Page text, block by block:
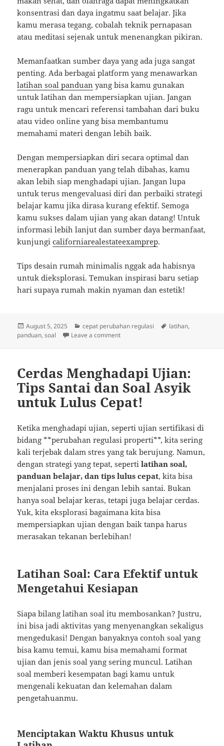
konsentrasi dan daya ingatmu saat belajar. Jika
kamu merasa tegang, cobalah teknik pernapasan
atau meditasi sejenak untuk menenangkan pikiran.
Memanfaatkan sumber daya yang ada juga sangat
penting. Ada berbagai platform yang menawarkan
latihan soal panduan yang bisa kamu gunakan
untuk latihan dan mempersiapkan ujian. Jangan
ragu untuk mencari referensi tambahan dari buku
atau video online yang bisa membantumu
memahami materi dengan lebih baik.
Dengan mempersiapkan diri secara optimal dan
menerapkan panduan yang telah dibahas, kamu
akan lebih siap menghadapi ujian. Jangan lupa
untuk terus mengevaluasi diri dan perbaiki strategi
belajar kamu jika dirasa kurang efektif. Semoga
kamu sukses dalam ujian yang akan datang! Untuk
informasi lebih lanjut dan sumber daya bermanfaat,
kunjungicaliforniarealestateexamprep.
Tips desain rumah minimalis nggak ada habisnya
untuk dieksplorasi. Temukan inspirasi baru setiap
hari supaya rumah makin nyaman dan estetik!
Posted
on
August 5, 2025 Categories
cepat perubahan regulasi Tags
latihan,
panduan,soal Leave a commenton Siap Hadapi Ujian? Tips Cerdas
Cerdas Menghadapi Ujian:
Tips Santai dan Soal Asyik
untuk Lulus Cepat!
Ketika menghadapi ujian, seperti ujian sertifikasi di
bidang **perubahan regulasi properti**, kita sering
kali terjebak dalam stres yang tak berujung. Namun,
dengan strategi yang tepat, sepertilatihan soal,
panduan belajar, dan tips lulus cepat, kita bisa
menjalani proses ini dengan lebih santai. Bukan
hanya soal belajar keras, tetapi juga belajar cerdas.
Yuk, kita eksplorasi bagaimana kita bisa
mempersiapkan ujian dengan baik tanpa harus
merasakan tekanan berlebihan!
Latihan Soal: Cara Efektif untuk
Mengetahui Kesiapan
Siapa bilang latihan soal itu membosankan? Justru,
ini bisa jadi aktivitas yang menyenangkan sekaligus
mengedukasi! Dengan banyaknya contoh soal yang
bisa kamu temui, kamu bisa memahami format
ujian dan jenis soal yang sering muncul. Latihan
soal memberi kesempatan bagi kamu untuk
mengenali kekuatan dan kelemahan dalam
pengetahuanmu.
Menciptakan Waktu Khusus untuk